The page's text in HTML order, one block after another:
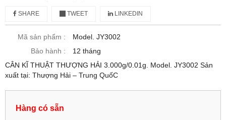
SHARE TWEET LINKEDIN
Mã sản phẩm :
Model. JY3002
Bảo hành :
12 tháng
CÂN KĨ THUẬT THƯỢNG HẢI 3.000g/0.01g. Model. JY3002 Sản
xuất tại: Thượng Hải – Trung QuốC
Hàng có sẵn